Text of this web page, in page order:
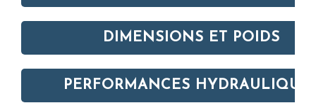
DIMENSIONS ET POIDS
PERFORMANCES